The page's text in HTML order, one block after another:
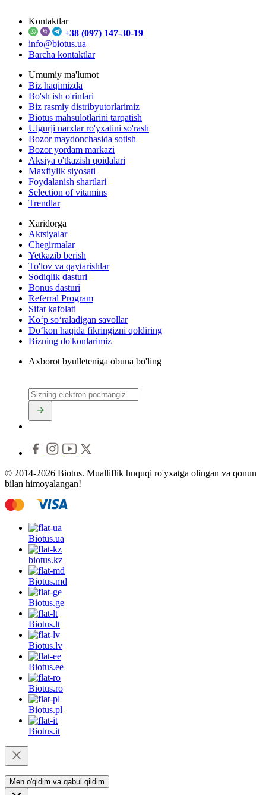
Kontaktlar
+38 (097) 147-30-19
info@biotus.ua
Barcha kontaktlar
Umumiy ma'lumot
Biz haqimizda
Bo'sh ish o'rinlari
Biz rasmiy distribyutorlarimiz
Biotus mahsulotlarini tarqatish
Ulgurji narxlar ro'yxatini so'rash
Bozor maydonchasida sotish
Bozor yordam markazi
Aksiya o'tkazish qoidalari
Maxfiylik siyosati
Foydalanish shartlari
Selection of vitamins
Trendlar
Xaridorga
Aktsiyalar
Chegirmalar
Yetkazib berish
To'lov va qaytarishlar
Sodiqlik dasturi
Bonus dasturi
Referral Program
Sifat kafolati
Ko‘p so‘raladigan savollar
Do‘kon haqida fikringizni qoldiring
Bizning do'konlarimiz
Axborot byulleteniga obuna bo'ling
© 2014-2026 Biotus. Mualliflik huquqi ro'yxatga olingan va qonun
bilan himoyalangan!
Biotus.ua
biotus.kz
Biotus.md
Biotus.ge
Biotus.lt
Biotus.lv
Biotus.ee
Biotus.ro
Biotus.pl
Biotus.it
Men o'qidim va qabul qildim